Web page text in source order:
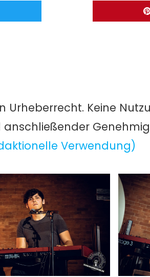
Urheberrecht. Keine
Verwendung)